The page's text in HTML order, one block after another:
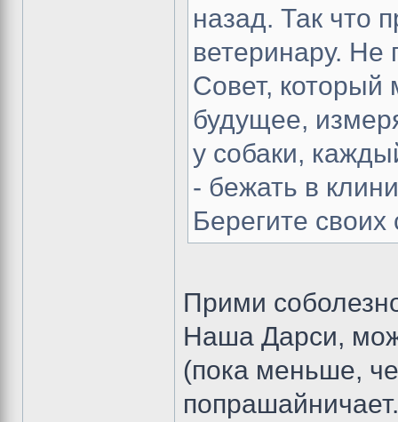
назад. Так что
ветеринару. Не
Совет, который
будущее,
у собаки,
- бежать в
Берегите
Прими
Наша Дарси,
(пока меньше,